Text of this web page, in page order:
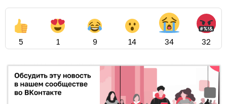
5 1 9 14 34 32